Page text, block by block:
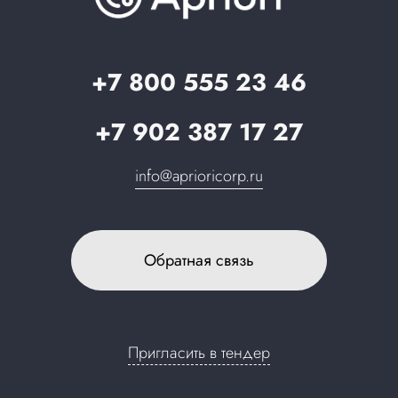
+7 800 555 23 46
+7 902 387 17 27
info@aprioricorp.ru
Обратная связь
Пригласить в тендер
Запрос в поддержку